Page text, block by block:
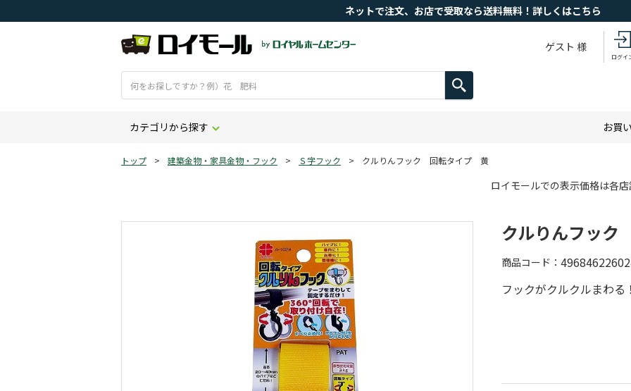
ネットで注文、お店で受取なら送料無料！詳しくはこちら
ゲスト 様
ログイ
カテゴリから探す お買
トップ > 建築金物・家具金物・フック > Ｓ字フック > クルりんフック 回転タイプ 黄
ロイモールでの表示価格は各
クルりんフッ
商品コード
フックがクルクルまわる